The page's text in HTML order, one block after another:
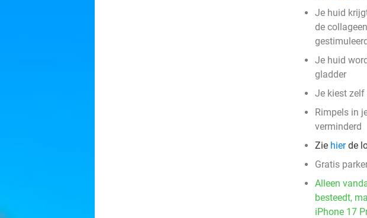
Je huid
de
Je huid
gladder
Je kiest zelf
Rimpels in
verminderd
Zie hierde
Gratis
Alleen
besteedt,
iPhone 17